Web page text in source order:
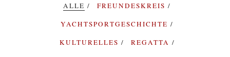
ALLE
FREUNDESKREIS
YACHTSPORTGESCHICHTE
KULTURELLES
REGATTA